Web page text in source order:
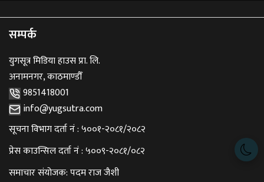
सम्पर्क
युगसूत्र मिडिया हाउस प्रा. लि.
अनामनगर, काठमाण्डौँ
9851418001
info@yugsutra.com
सूचना विभाग दर्ता नं : ५००१-२०८१/२०८२
प्रेस काउन्सिल दर्ता नं : ५००९-२०८१/०८२
समाचार संयोजक: पदम राज जैशी